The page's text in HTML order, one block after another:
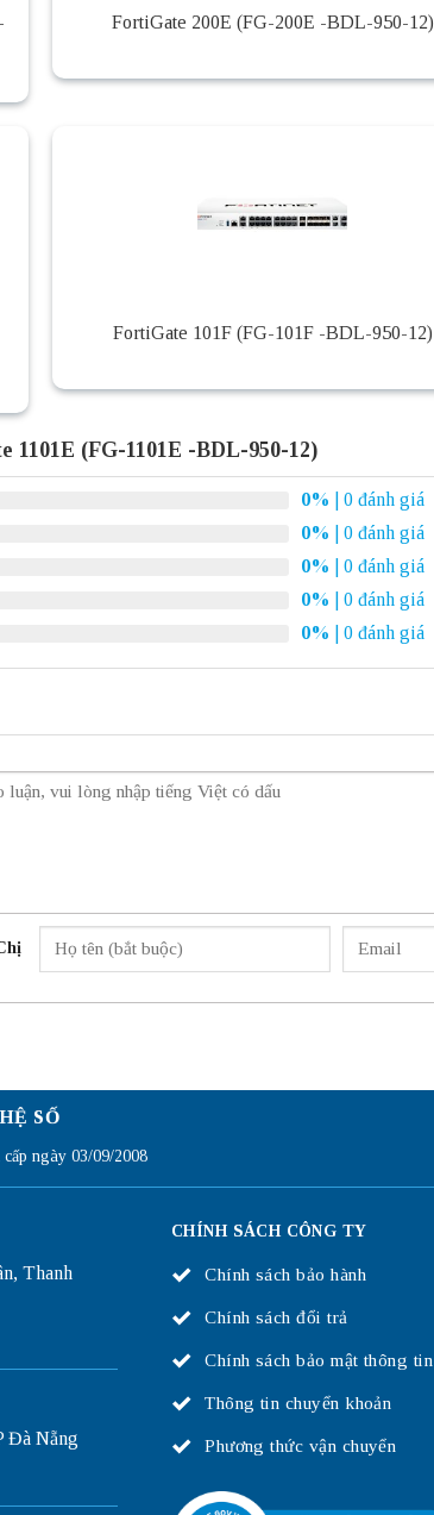
FortiGate 200E (FG-200E -BDL-950-12)
FortiGate 101F (FG-101F -BDL-950-12)
1101E (FG-1101E -BDL-950-12)
0%
| 0 đánh giá
0%
| 0 đánh giá
0%
| 0 đánh giá
0%
| 0 đánh giá
0% | 0 đánh giá
SỐ
ngày 03/09/2008
Thanh
Đà Nẵng
CHÍNH SÁCH CÔNG TY
Chính sách bảo hành
Chính sách đổi trả
Chính sách bảo mật thông tin
Thông tin chuyển khoản
Phương thức vận chuyển